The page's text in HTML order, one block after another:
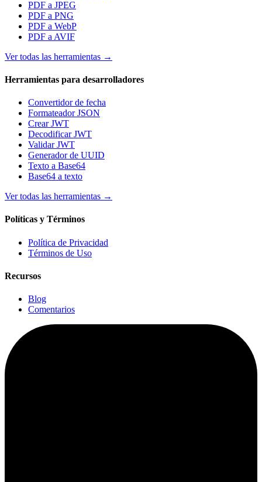
PDF a JPEG
PDF a PNG
PDF a WebP
PDF a AVIF
Ver todas las herramientas →
Herramientas para desarrolladores
Convertidor de fecha
Formateador JSON
Crear JWT
Decodificar JWT
Validar JWT
Generador de UUID
Texto a Base64
Base64 a texto
Ver todas las herramientas →
Políticas y Términos
Política de Privacidad
Términos de Uso
Recursos
Blog
Comentarios